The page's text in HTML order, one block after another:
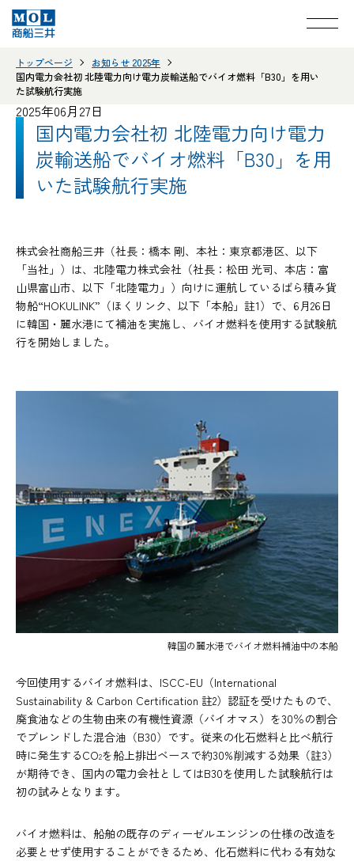
トップページ
お知らせ 2025年
国内電力会社初 北陸電力向け電力炭輸送船でバイオ燃料「B30」を用い
た試験航行実施
2025年06月27日
国内電力会社初 北陸電力向け電力
炭輸送船でバイオ燃料「B30」を用
いた試験航行実施
株式会社商船三井（社長：橋本 剛、本社：東京都港区、以下
「当社」）は、北陸電力株式会社（社長：松田 光司、本店：富
山県富山市、以下「北陸電力」）向けに運航しているばら積み貨
物船“HOKULINK”（ほくリンク、以下「本船」註1）で、6月26日
に韓国・麗水港にて補油を実施し、バイオ燃料を使用する試験航
行を開始しました。
韓国の麗水港でバイオ燃料補油中の本船
今回使用するバイオ燃料は、ISCC-EU（International
Sustainability & Carbon Certification 註2）認証を受けたもので、
廃食油などの生物由来の有機性資源（バイオマス）を30％の割合
でブレンドした混合油（B30）です。従来の化石燃料と比べ航行
時に発生するCO2を船上排出ベースで約30%削減する効果（註3）
が期待でき、国内の電力会社としてはB30を使用した試験航行は
初の試みとなります。
バイオ燃料は、船舶の既存のディーゼルエンジンの仕様の改造を
必要とせず使用することができるため、化石燃料に代わる有効な